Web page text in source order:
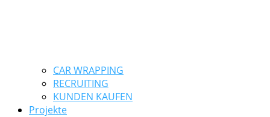
CAR WRAPPING
RECRUITING
KUNDEN KAUFEN
Projekte